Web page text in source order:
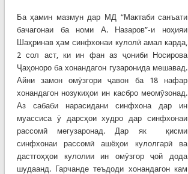
Ба ҳамин мазмун дар МД “Мактаби санъати
бачагонаи ба номи А. Назаров”-и ноҳияи
Шаҳринав ҳам синфхонаи кулолӣ амал карда,
2 сол аст, ки ин фан аз ҷониби Носирова
Ҷаҳоноро ба хонандагон гузаронида мешавад.
Айни замон омӯзгори ҷавон ба 18 нафар
хонандагон нозукиҳои ин касбро меомӯзонад.
Аз сабаби нарасидани синфхона дар ин
муассиса ӯ дарсҳои худро дар синфхонаи
рассомӣ мегузаронад. Дар як қисми
синфхонаи рассомӣ ашёҳои кулолгарӣ ва
дастгоҳҳои кулолии ин омӯзгор ҷой дода
шудаанд. Гарчанде теъдоди хонандагон кам